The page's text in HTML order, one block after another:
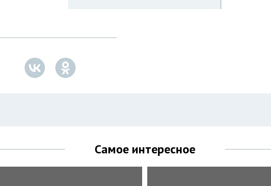
Самое интересное